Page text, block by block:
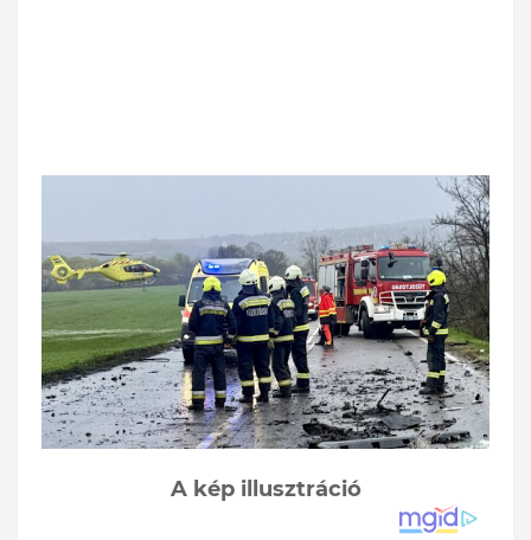
A kép illusztráció